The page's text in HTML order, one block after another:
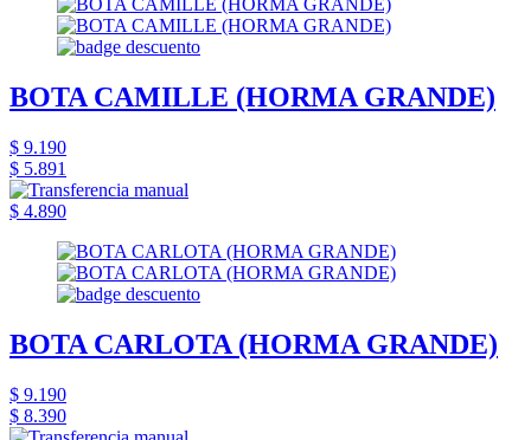
BOTA CAMILLE (HORMA GRANDE)
$ 9.190
$ 5.891
$ 4.890
BOTA CARLOTA (HORMA GRANDE)
$ 9.190
$ 8.390